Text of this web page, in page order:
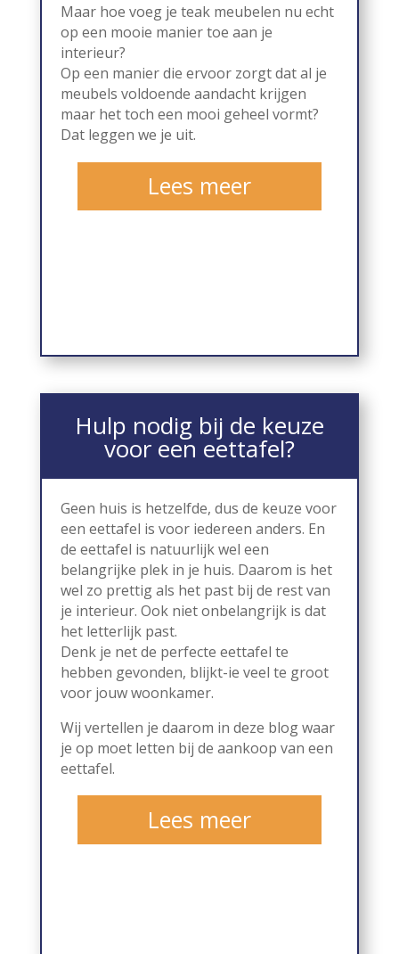
Maar hoe voeg je teak meubelen nu echt
op een mooie manier toe aan je
interieur?
Op een manier die ervoor zorgt dat al je
meubels voldoende aandacht krijgen
maar het toch een mooi geheel vormt?
Dat leggen we je uit.
Lees meer
Hulp nodig bij de keuze
voor een eettafel?
Geen huis is hetzelfde, dus de keuze voor
een eettafel is voor iedereen anders. En
de eettafel is natuurlijk wel een
belangrijke plek in je huis. Daarom is het
wel zo prettig als het past bij de rest van
je interieur. Ook niet onbelangrijk is dat
het letterlijk past.
Denk je net de perfecte eettafel te
hebben gevonden, blijkt-ie veel te groot
voor jouw woonkamer.
Wij vertellen je daarom in deze blog waar
je op moet letten bij de aankoop van een
eettafel.
Lees meer